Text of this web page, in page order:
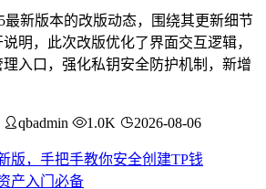
最新版本的改版动态，围绕其更新细节
明，此次改版优化了界面交互逻辑，
入口，强化私钥安全防护机制，新增
qbadmin 1.0K 2026-08-06